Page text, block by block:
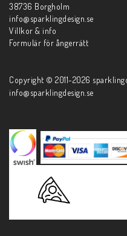
38736 Borgholm
info@sparklingdesign.se
Villkor & info
Formulär för ångerrätt
Copyright © 2011-2026
info@sparklingdesign.se